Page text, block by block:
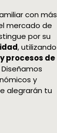
con más
mercado de
por su
, utilizando
procesos de
Diseñamos
y
alegrarán tu